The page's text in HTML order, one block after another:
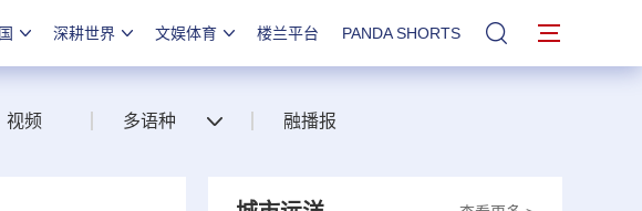
深耕世界 文娱体育 楼兰平台 PANDA SHORTS 站内搜索
视频 多语种 融播报